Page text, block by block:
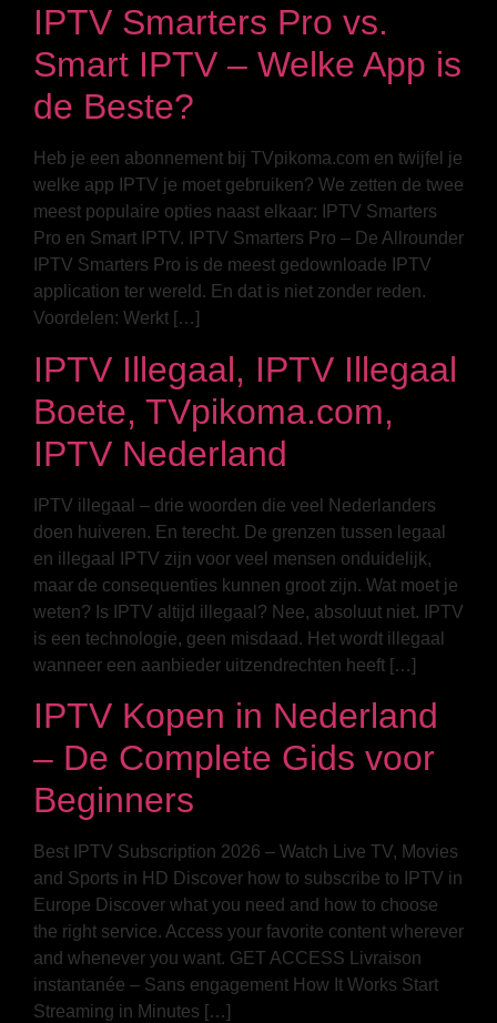
IPTV Smarters Pro vs.
Smart IPTV – Welke App is
de Beste?
Heb je een abonnement bij TVpikoma.com en twijfel je
welke app IPTV je moet gebruiken? We zetten de twee
meest populaire opties naast elkaar: IPTV Smarters
Pro en Smart IPTV. IPTV Smarters Pro – De Allrounder
IPTV Smarters Pro is de meest gedownloade IPTV
application ter wereld. En dat is niet zonder reden.
Voordelen: Werkt […]
IPTV Illegaal, IPTV Illegaal
Boete, TVpikoma.com,
IPTV Nederland
IPTV illegaal – drie woorden die veel Nederlanders
doen huiveren. En terecht. De grenzen tussen legaal
en illegaal IPTV zijn voor veel mensen onduidelijk,
maar de consequenties kunnen groot zijn. Wat moet je
weten? Is IPTV altijd illegaal? Nee, absoluut niet. IPTV
is een technologie, geen misdaad. Het wordt illegaal
wanneer een aanbieder uitzendrechten heeft […]
IPTV Kopen in Nederland
– De Complete Gids voor
Beginners
Best IPTV Subscription 2026 – Watch Live TV, Movies
and Sports in HD Discover how to subscribe to IPTV in
Europe Discover what you need and how to choose
the right service. Access your favorite content wherever
and whenever you want. GET ACCESS Livraison
instantanée – Sans engagement How It Works Start
Streaming in Minutes […]